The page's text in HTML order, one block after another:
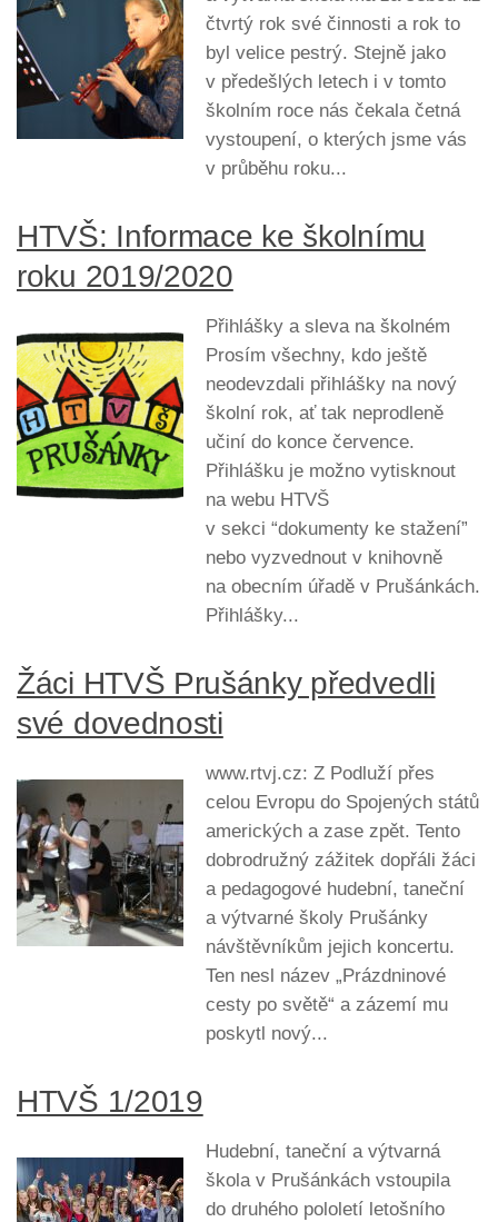
čtvrtý rok své činnosti a rok to
byl velice pestrý. Stejně jako
v předešlých letech i v tomto
školním roce nás čekala četná
vystoupení, o kterých jsme vás
v průběhu roku...
HTVŠ: Informace ke školnímu
roku 2019/2020
Přihlášky a sleva na školném
Prosím všechny, kdo ještě
neodevzdali přihlášky na nový
školní rok, ať tak neprodleně
učiní do konce července.
Přihlášku je možno vytisknout
na webu HTVŠ
v sekci “dokumenty ke stažení”
nebo vyzvednout v knihovně
na obecním úřadě v Prušánkách.
Přihlášky...
Žáci HTVŠ Prušánky předvedli
své dovednosti
www.rtvj.cz: Z Podluží přes
celou Evropu do Spojených států
amerických a zase zpět. Tento
dobrodružný zážitek dopřáli žáci
a pedagogové hudební, taneční
a výtvarné školy Prušánky
návštěvníkům jejich koncertu.
Ten nesl název „Prázdninové
cesty po světě“ a zázemí mu
poskytl nový...
HTVŠ 1/2019
Hudební, taneční a výtvarná
škola v Prušánkách vstoupila
do druhého pololetí letošního